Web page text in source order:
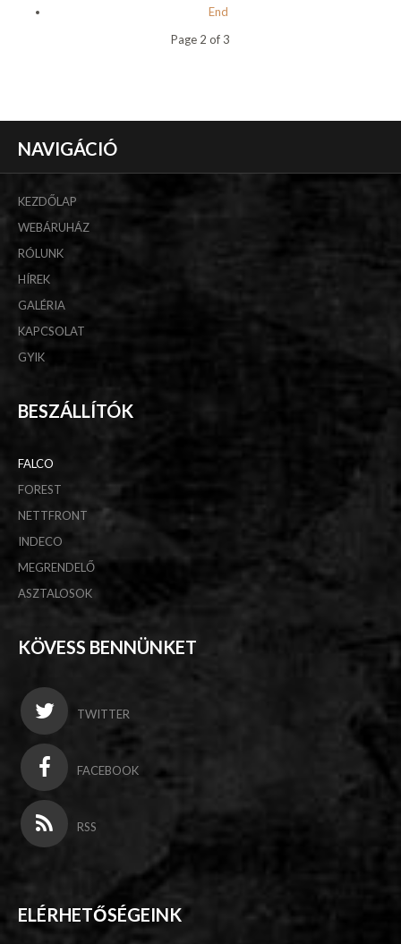
End
Page 2 of 3
NAVIGÁCIÓ
KEZDŐLAP
WEBÁRUHÁZ
RÓLUNK
HÍREK
GALÉRIA
KAPCSOLAT
GYIK
BESZÁLLÍTÓK
FALCO
FOREST
NETTFRONT
INDECO
MEGRENDELŐ
ASZTALOSOK
KÖVESS BENNÜNKET
TWITTER
FACEBOOK
RSS
ELÉRHETŐSÉGEINK